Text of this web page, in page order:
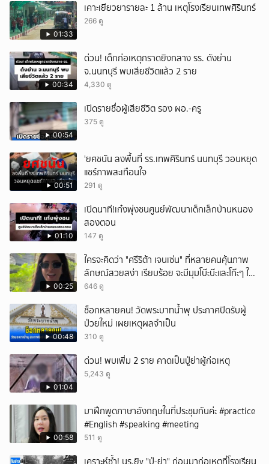
01:33
เคาะเยียวยารายละ 1 ล้าน เหตุโรงเรียนเทพศิรินทร์
266 ดู
00:34
ด่วน! เด็กก่อเหตุกราดยิงกลาง รร. ดังย่าน
จ.นนทบุรี พบเสียชีวิตแล้ว 2 ราย
4,330 ดู
00:54
เปิดรายชื่อผู้เสียชีวิต รอง ผอ.-ครู
375 ดู
00:51
'ยศชนัน ลงพื้นที่ รร.เทพศิรินทร์ นนทบุรี วอนหยุด
แชร์ภาพสะเทือนใจ
291 ดู
01:10
เปิดนาที!เก๋งพุ่งชนศูนย์พัฒนาเด็กเล็กบ้านหนอง
สองตอน
147 ดู
00:25
ใครจะคิดว่า "ศรีริต้า เจนเซ่น" ที่หลายคนคุ้นภาพ
ลักษณ์สวยสง่า เรียบร้อย จะมีมุมโบ๊ะบ๊ะและโก๊ะๆ ให้
ได้อมยิ้มเหมือนกัน งานนี้ทำเอาแฟนๆ ทั้งเอ็นดูทั้ง
646 ดู
00:48
ช็อกหลายคน! วัดพระบาทน้ำพุ ประกาศปิดรับผู้
ป่วยใหม่ เผยเหตุผลจำเป็น
310 ดู
01:04
ด่วน! พบเพิ่ม 2 ราย คาดเป็นปู่ย่าผู้ก่อเหตุ
5,243 ดู
00:58
มาฝึกพูดภาษาอังกฤษในที่ประชุมกันค่ะ #practice
#English #speaking #meeting
511 ดู